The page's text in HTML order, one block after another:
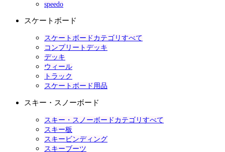
speedo
スケートボード
スケートボードカテゴリすべて
コンプリートデッキ
デッキ
ウィール
トラック
スケートボード用品
スキー・スノーボード
スキー・スノーボードカテゴリすべて
スキー板
スキービンディング
スキーブーツ